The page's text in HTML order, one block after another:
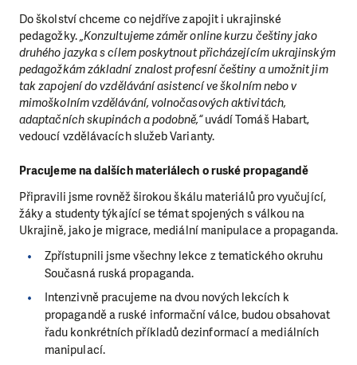
Do školství chceme co nejdříve zapojit i ukrajinské
pedagožky.„Konzultujeme záměr online kurzu češtiny jako
druhého jazyka s cílem poskytnout přicházejícím ukrajinským
pedagožkám základní znalost profesní češtiny a umožnit jim
tak zapojení do vzdělávání asistencí ve školním nebo v
mimoškolním vzdělávání, volnočasových aktivitách,
adaptačních skupinách a podobně,“uvádí Tomáš Habart,
vedoucí vzdělávacích služeb Varianty.
Pracujeme na dalších materiálech o ruské propagandě
Připravili jsme rovněž širokou škálu materiálů pro vyučující,
žáky a studenty týkající se témat spojených s válkou na
Ukrajině, jako je migrace, mediální manipulace a propaganda.
Zpřístupnili jsme všechny lekce z tematického okruhu
Současná ruská propaganda.
Intenzivně pracujeme na dvou nových lekcích k
propagandě a ruské informační válce, budou obsahovat
řadu konkrétních příkladů dezinformací a mediálních
manipulací.